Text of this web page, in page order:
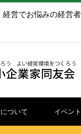
営でお悩みの経営
ついて イベン